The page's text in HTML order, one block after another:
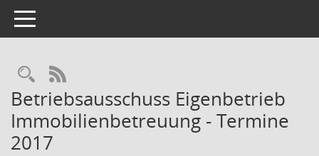
Toggle navigation
Rechercheauswahl
RSS-Feed
Betriebsausschuss Eigenbetrieb
Immobilienbetreuung - Termine
2017